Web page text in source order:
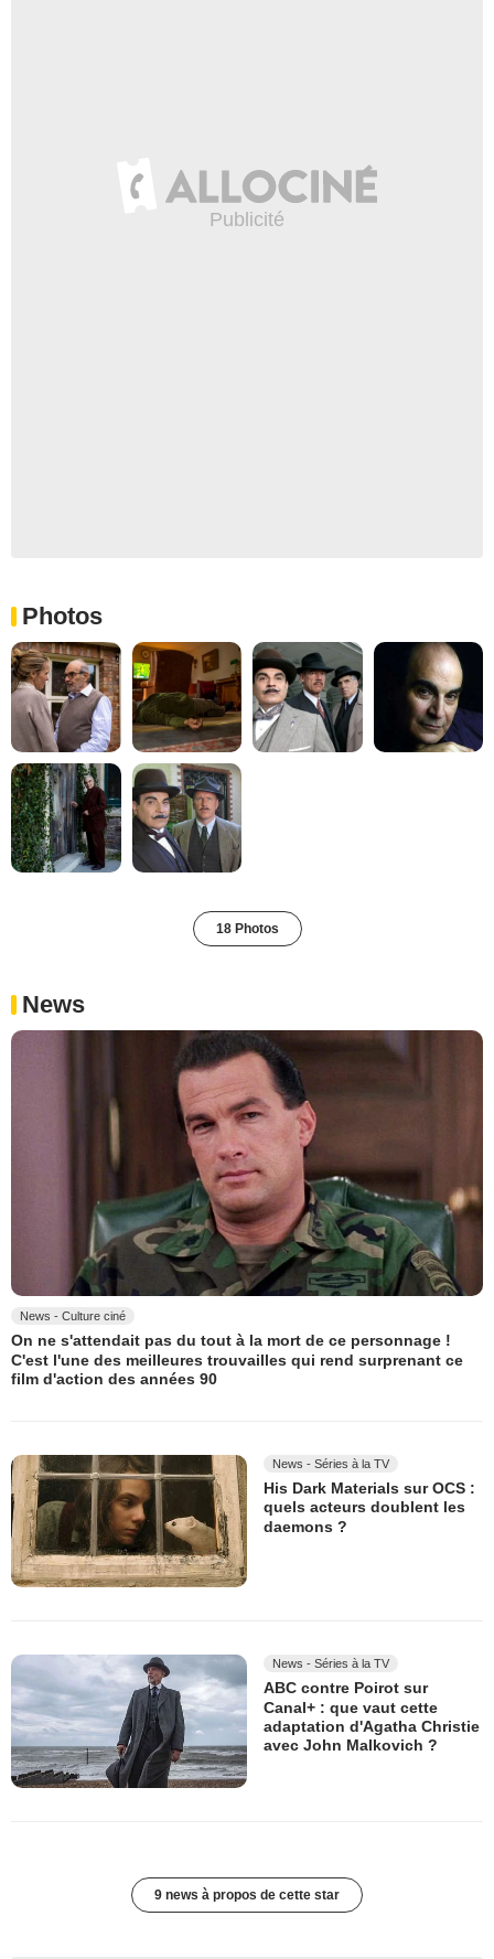
Photos
18 Photos
News
News - Culture ciné
On ne s'attendait pas du tout à la mort de ce personnage !
C'est l'une des meilleures trouvailles qui rend surprenant ce
film d'action des années 90
News - Séries à la TV
His Dark Materials sur OCS :
quels acteurs doublent les
daemons ?
News - Séries à la TV
ABC contre Poirot sur
Canal+ : que vaut cette
adaptation d'Agatha Christie
avec John Malkovich ?
9 news à propos de cette star